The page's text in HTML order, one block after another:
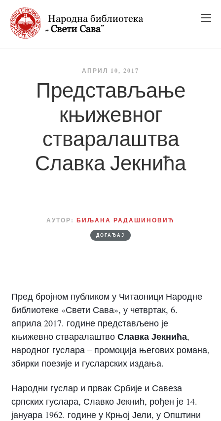
_
_
АПРИЛ 10, 2017
Представљање
књижевног
стваралаштва
Славка Јекнића
АУТОР: БИЉАНА РАДАШИНОВИЋ
ДОГАЂАЈ
Пред бројном публиком у Читаоници Народне
библиотеке «Свети Сава», у четвртак, 6.
априла 2017. године представљено је
књижевно стваралаштво Славка Јекнића,
народног гуслара – промоција његових романа,
збирки поезије и гусларских издања.
Народни гуслар и првак Србије и Савеза
српских гуслара, Славко Јекнић, рођен је 14.
јануара 1962. године у Крњој Јели, у Општини